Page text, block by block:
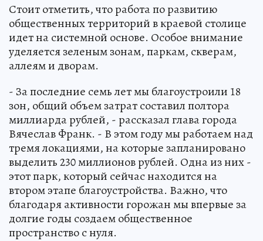
Стоит отметить, что работа по развитию
общественных территорий в краевой столице
идет на системной основе. Особое внимание
уделяется зеленым зонам, паркам, скверам,
аллеям и дворам.
- За последние семь лет мы благоустроили 18
зон, общий объем затрат составил полтора
миллиарда рублей, - рассказал глава города
Вячеслав Франк. - В этом году мы работаем над
тремя локациями, на которые запланировано
выделить 230 миллионов рублей. Одна из них -
этот парк, который сейчас находится на
втором этапе благоустройства. Важно, что
благодаря активности горожан мы впервые за
долгие годы создаем общественное
пространство с нуля.